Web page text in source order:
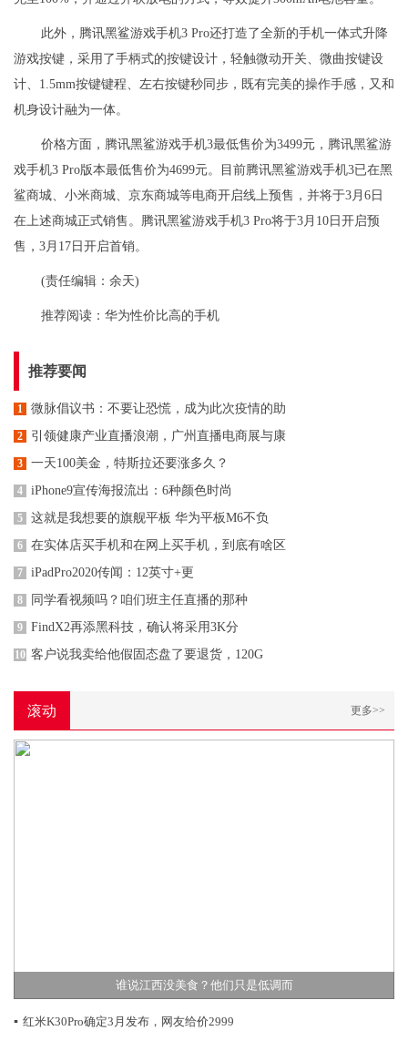
此外，腾讯黑鲨游戏手机3 Pro还打造了全新的手机一体式升降
游戏按键，采用了手柄式的按键设计，轻触微动开关、微曲按键设
计、1.5mm按键键程、左右按键秒同步，既有完美的操作手感，又和
机身设计融为一体。
价格方面，腾讯黑鲨游戏手机3最低售价为3499元，腾讯黑鲨游
戏手机3 Pro版本最低售价为4699元。目前腾讯黑鲨游戏手机3已在黑
鲨商城、小米商城、京东商城等电商开启线上预售，并将于3月6日
在上述商城正式销售。腾讯黑鲨游戏手机3 Pro将于3月10日开启预
售，3月17日开启首销。
(责任编辑：余天)
推荐阅读： 华为性价比高的手机
推荐要闻
1 微脉倡议书：不要让恐慌，成为此次疫情的助
2 引领健康产业直播浪潮，广州直播电商展与康
3 一天100美金，特斯拉还要涨多久？
4 iPhone9宣传海报流出：6种颜色时尚
5 这就是我想要的旗舰平板 华为平板M6不负
6 在实体店买手机和在网上买手机，到底有啥区
7 iPadPro2020传闻：12英寸+更
8 同学看视频吗？咱们班主任直播的那种
9 FindX2再添黑科技，确认将采用3K分
10 客户说我卖给他假固态盘了要退货，120G
滚动 更多>>
谁说江西没美食？他们只是低调而
▪ 红米K30Pro确定3月发布，网友给价2999